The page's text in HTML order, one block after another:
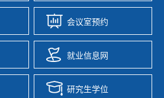
会议室预约
就业信息网
研究生学位